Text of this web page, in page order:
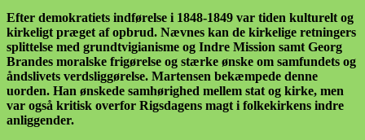
Efter demokratiets indførelse i 1848-1849 var tiden kulturelt og
kirkeligt præget af opbrud. Nævnes kan de kirkelige retningers
splittelse med grundtvigianisme og Indre Mission samt Georg
Brandes moralske frigørelse og stærke ønske om samfundets og
åndslivets verdsliggørelse. Martensen bekæmpede denne
uorden. Han ønskede samhørighed mellem stat og kirke, men
var også kritisk overfor Rigsdagens magt i folkekirkens indre
anliggender.